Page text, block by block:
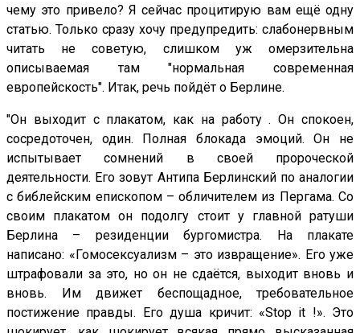
чему это привело? Я сейчас процитирую вам ещё одну
статью. Только сразу хочу предупредить: слабонервным
читать не советую, слишком уж омерзительна
описываемая там "нормальная современная
европейскость". Итак, речь пойдёт о Берлине.
"Он выходит с плакатом, как на работу . Он спокоен,
сосредоточен, один. Полная блокада эмоций. Он не
испытывает сомнений в своей пророческой
деятельности. Его зовут Антипа Берлинский по аналогии
с библейским епископом – обличителем из Пергама. Со
своим плакатом он подолгу стоит у главной ратуши
Берлина – резиденции бургомистра. На плакате
написано: «Гомосексуализм – это извращение». Его уже
штрафовали за это, но он не сдаётся, выходит вновь и
вновь. Им движет беспощадное, требовательное
постижение правды. Его душа кричит: «Stop it !». Это